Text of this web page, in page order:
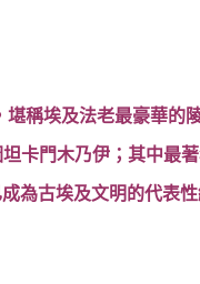
稱埃及法老最豪華的
卡門木乃伊；其中最
為古埃及文明的代表性